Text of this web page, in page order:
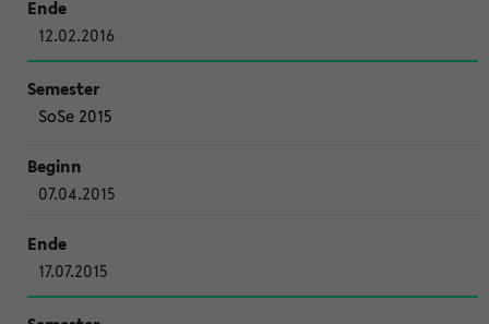
12.02.2016
SoSe 2015
07.04.2015
17.07.2015